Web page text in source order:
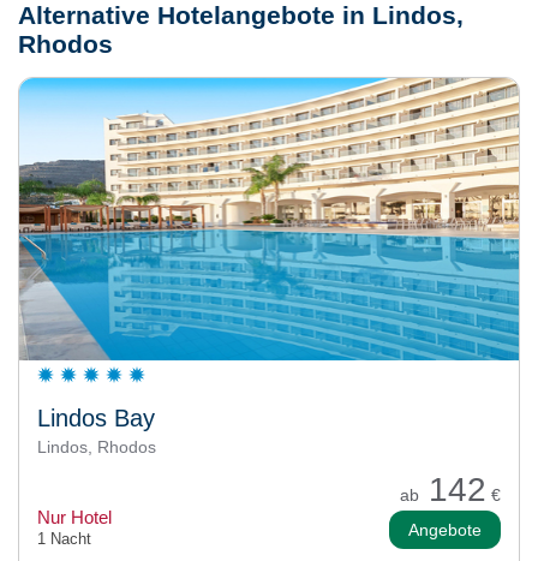
Alternative Hotelangebote in Lindos,
Rhodos
Lindos Bay
Lindos, Rhodos
ab 142 €
Nur Hotel
1 Nacht Angebote